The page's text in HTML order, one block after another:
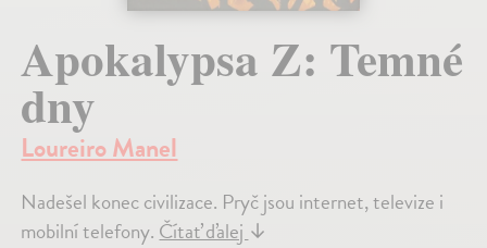
Apokalypsa Z: Temné
dny
Loureiro Manel
Nadešel konec civilizace. Pryč jsou internet, televize i
mobilní telefony. Čítať ďalej ↓